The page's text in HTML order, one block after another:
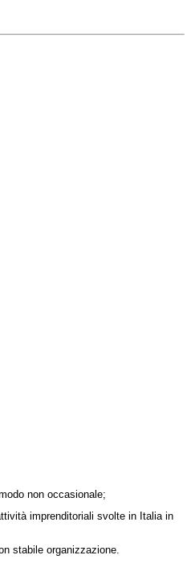
non occasionale;
imprenditoriali svolte in Italia in
stabile organizzazione.